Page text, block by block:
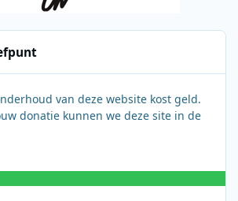
van deze website kost geld.
donatie kunnen we deze site in de